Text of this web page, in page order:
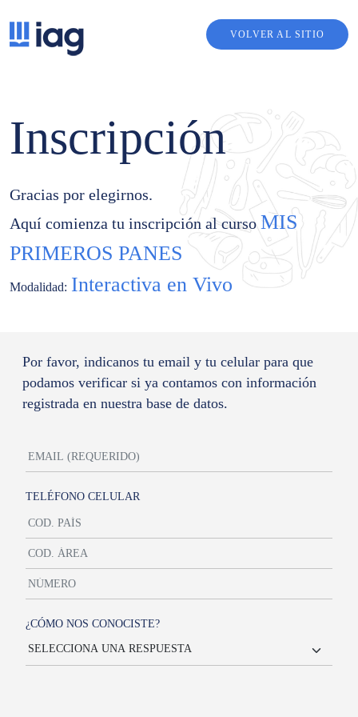
VOLVER AL SITIO
Inscripción
Gracias por elegirnos.
Aquí comienza tu inscripción al cursoMIS
PRIMEROS PANES
Modalidad: Interactiva en Vivo
Por favor, indicanos tu email y tu celular para que
podamos verificar si ya contamos con información
registrada en nuestra base de datos.
TELÉFONO CELULAR
¿CÓMO NOS CONOCISTE?